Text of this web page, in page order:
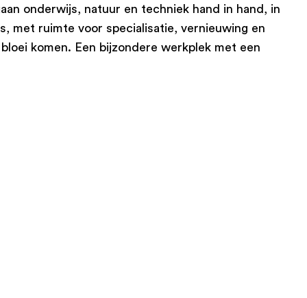
onderwijs, natuur en techniek hand in hand, in
met ruimte voor specialisatie, vernieuwing en
komen. Een bijzondere werkplek met een